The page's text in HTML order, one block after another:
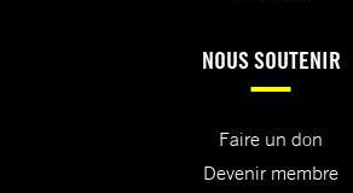
NOUS SOUTENIR
Faire un don
Devenir membre